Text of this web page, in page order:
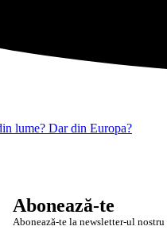
lume? Dar din Europa?
Abonează-te
Abonează-te la newsletter-ul